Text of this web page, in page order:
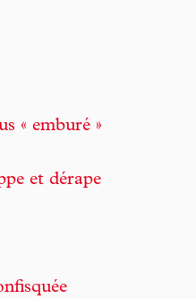
« emburé »
et dérape